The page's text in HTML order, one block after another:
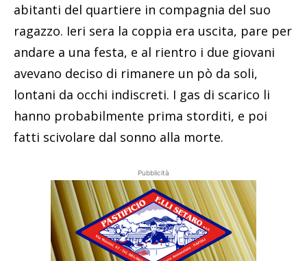
abitanti del quartiere in compagnia del suo
ragazzo. Ieri sera la coppia era uscita, pare per
andare a una festa, e al rientro i due giovani
avevano deciso di rimanere un pò da soli,
lontani da occhi indiscreti. I gas di scarico li
hanno probabilmente prima storditi, e poi
fatti scivolare dal sonno alla morte.
Pubblicità